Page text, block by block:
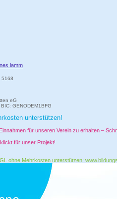
5168
eG
GENODEM1BFG
unterstützen!
für unseren Verein zu erhalten –
für unser Projekt!
ohne Mehrkosten unterstützen: